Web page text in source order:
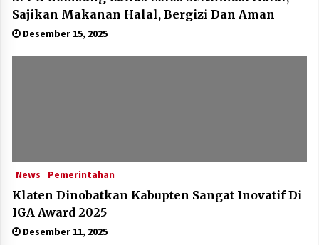
Sajikan Makanan Halal, Bergizi Dan Aman
Desember 15, 2025
News Pemerintahan
Klaten Dinobatkan Kabupten Sangat Inovatif Di
IGA Award 2025
Desember 11, 2025